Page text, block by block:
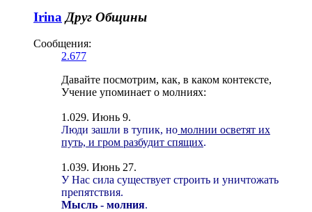
Irina Друг Общины
Сообщения:
2.677
Давайте посмотрим, как, в каком контексте,
Учение упоминает о молниях:
1.029. Июнь 9.
Люди зашли в тупик, но молнии осветят их
путь, и гром разбудит спящих.
1.039. Июнь 27.
У Нас сила существует строить и уничтожать
препятствия.
Мысль - молния.